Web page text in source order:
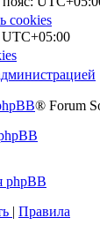
cookies
UTC+05:00
® Forum
phpBB
| Правила